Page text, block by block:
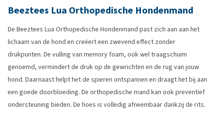
Beeztees Lua Orthopedische Hondenmand
De Beeztees Lua Orthopedische Hondenmand past zich aan aan het
lichaam van de hond en creëert een zwevend effect zonder
drukpunten. De vulling van memory foam, ook wel traagschuim
genoemd, vermindert de druk op de gewrichten en de rug van jouw
hond. Daarnaast helpt het de spieren ontspannen en draagt het bij aan
een goede doorbloeding. De orthopedische mand kan ook preventief
ondersteuning bieden. De hoes is volledig afneembaar dankzij de rits.